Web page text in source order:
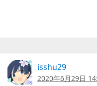
isshu29
2020年6月29日